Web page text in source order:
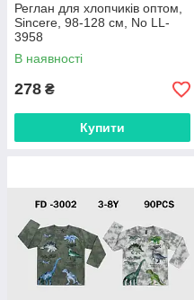
Реглан для хлопчиків оптом,
Sincere, 98-128 см, No LL-
3958
В наявності
278 ₴
Купити